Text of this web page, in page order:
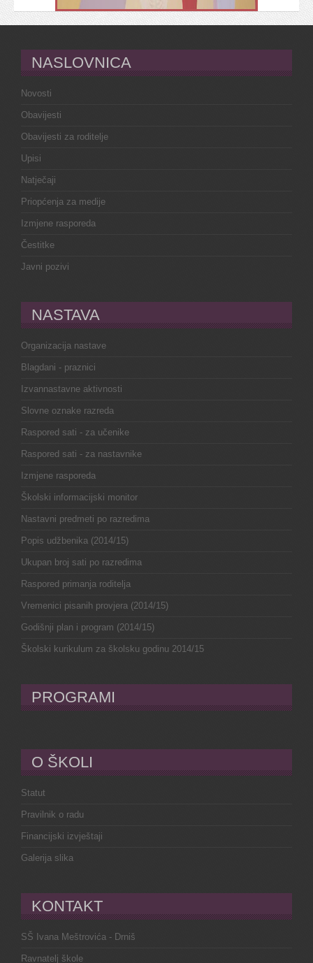
NASLOVNICA
Novosti
Obavijesti
Obavijesti za roditelje
Upisi
Natječaji
Priopćenja za medije
Izmjene rasporeda
Čestitke
Javni pozivi
NASTAVA
Organizacija nastave
Blagdani - praznici
Izvannastavne aktivnosti
Slovne oznake razreda
Raspored sati - za učenike
Raspored sati - za nastavnike
Izmjene rasporeda
Školski informacijski monitor
Nastavni predmeti po razredima
Popis udžbenika (2014/15)
Ukupan broj sati po razredima
Raspored primanja roditelja
Vremenici pisanih provjera (2014/15)
Godišnji plan i program (2014/15)
Školski kurikulum za školsku godinu 2014/15
PROGRAMI
O ŠKOLI
Statut
Pravilnik o radu
Financijski izvještaji
Galerija slika
KONTAKT
SŠ Ivana Meštrovića - Drniš
Ravnatelj škole